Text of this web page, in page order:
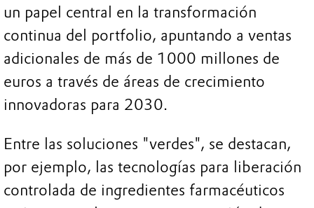
un papel central en la transformación
continua del portfolio, apuntando a ventas
adicionales de más de 1000 millones de
euros a través de áreas de crecimiento
innovadoras para 2030.
Entre las soluciones "verdes", se destacan,
por ejemplo, las tecnologías para liberación
controlada de ingredientes farmacéuticos